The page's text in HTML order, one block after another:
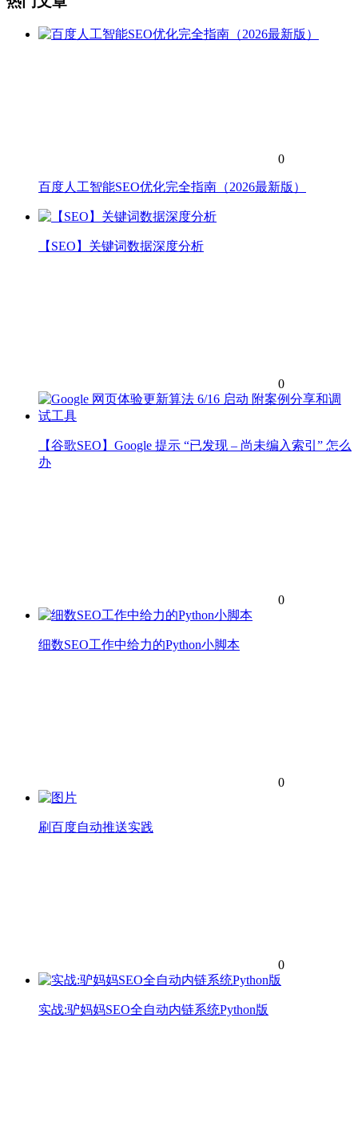
0
百度人工智能SEO优化完全指南（2026最新版）
【SEO】关键词数据深度分析
0
【谷歌SEO】Google 提示 “已发现 – 尚未编入索引” 怎么
办
0
细数SEO工作中给力的Python小脚本
0
刷百度自动推送实践
0
实战:驴妈妈SEO全自动内链系统Python版